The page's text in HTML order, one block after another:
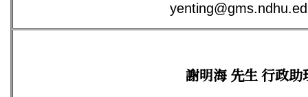
謝明海 先生 行政助